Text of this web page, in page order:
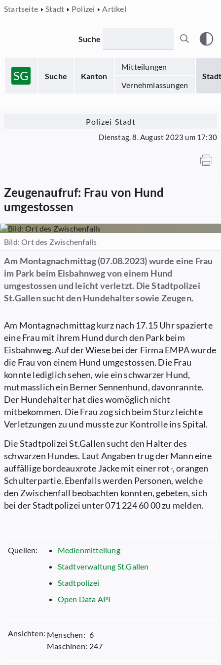
Startseite Stadt Polizei Artikel
SG Suche Kanton
Mitteilungen
Stadt
Vernehmlassungen
Suche
Polizei Stadt
Dienstag, 8. August 2023 um 17:30
Zeugenaufruf: Frau von Hund
umgestossen
Bild: Ort des Zwischenfalls
Am Montagnachmittag (07.08.2023) wurde eine Frau
im Park beim Eisbahnweg von einem Hund
umgestossen und leicht verletzt. Die Stadtpolizei
St.Gallen sucht den Hundehalter sowie Zeugen.
Am Montagnachmittag kurz nach 17.15 Uhr spazierte
eine Frau mit ihrem Hund durch den Park beim
Eisbahnweg. Auf der Wiese bei der Firma EMPA wurde
die Frau von einem Hund umgestossen. Die Frau
konnte lediglich sehen, wie ein schwarzer Hund,
mutmasslich ein Berner Sennenhund, davonrannte.
Der Hundehalter hat dies womöglich nicht
mitbekommen. Die Frau zog sich beim Sturz leichte
Verletzungen zu und musste zur Kontrolle ins Spital.
Die Stadtpolizei St.Gallen sucht den Halter des
schwarzen Hundes. Laut Angaben trug der Mann eine
auffällige bordeauxrote Jacke mit einer rot-, orangen
Schulterpartie. Ebenfalls werden Personen, welche
den Zwischenfall beobachten konnten, gebeten, sich
bei der Stadtpolizei unter 071 224 60 00 zu melden.
Quellen:
Medienmitteilung
Stadtverwaltung St.Gallen
Stadtpolizei
Open Data API
Ansichten: Menschen: 6
Maschinen: 247